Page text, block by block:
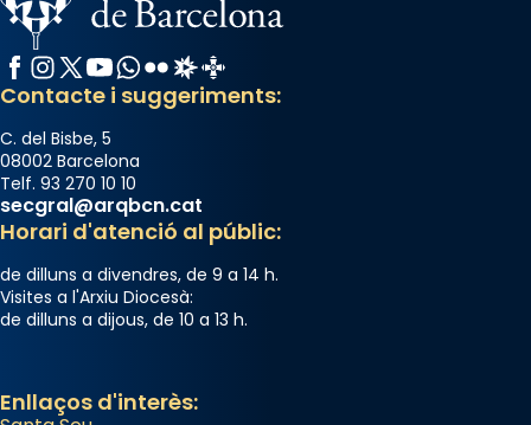
Facebook
Instagram
X / Twitter
YouTube
WhatsApp
FlickrRadio Estel
Catalunya Cristiana
Contacte i suggeriments:
C. del Bisbe, 5
08002 Barcelona
Telf. 93 270 10 10
secgral@arqbcn.cat
Horari d'atenció al públic:
de dilluns a divendres, de 9 a 14 h.
Visites a l'Arxiu Diocesà:
de dilluns a dijous, de 10 a 13 h.
Enllaços d'interès: